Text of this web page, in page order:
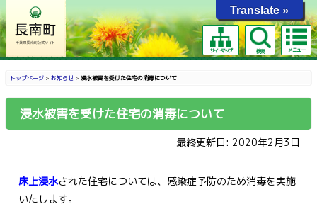
サイトマップ 検索 メニュー
トップページ > お知らせ > 浸水被害を受けた住宅の消毒について
浸水被害を受けた住宅の消毒について
最終更新日: 2020年2月3日
床上浸水された住宅については、感染症予防のため消毒を実施
いたします。
Translate »